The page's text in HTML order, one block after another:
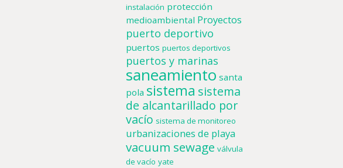
instalación protección
medioambiental Proyectos
puerto deportivo
puertos puertos deportivos
puertos y marinas
saneamiento santa
pola sistema sistema
de alcantarillado por
vacío sistema de monitoreo
urbanizaciones de playa
vacuum sewage válvula
de vacío yate